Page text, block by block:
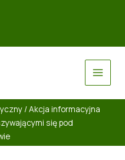
/Akcja informacyjna
się pod